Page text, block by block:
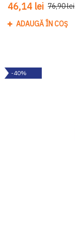
46,14 lei 76,90 lei
ADAUGĂ ÎN COȘ
-40%